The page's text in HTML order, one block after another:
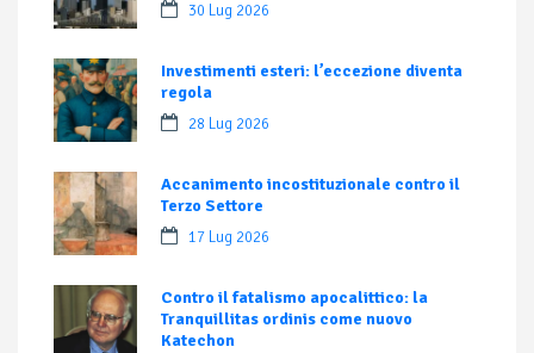
30 Lug 2026
Investimenti esteri: l’eccezione diventa
regola
28 Lug 2026
Accanimento incostituzionale contro il
Terzo Settore
17 Lug 2026
Contro il fatalismo apocalittico: la
Tranquillitas ordinis come nuovo
Katechon